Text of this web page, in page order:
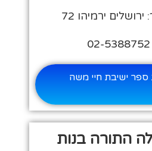
ירמיהו 72
ישיבת חיי משה
התורה בנות